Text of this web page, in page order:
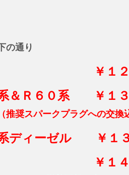
の通り
￥１２０,０
＆Ｒ６０系 ￥１３
パークプラグへの交換
ディーゼル ￥１
￥１４０,０